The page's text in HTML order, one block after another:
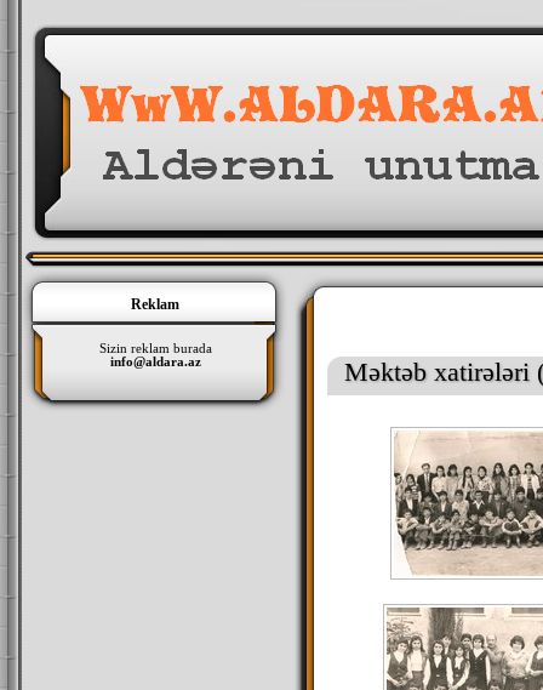
Reklam
Sizin reklam burada
info@aldara.az
Məktəb xatirələri